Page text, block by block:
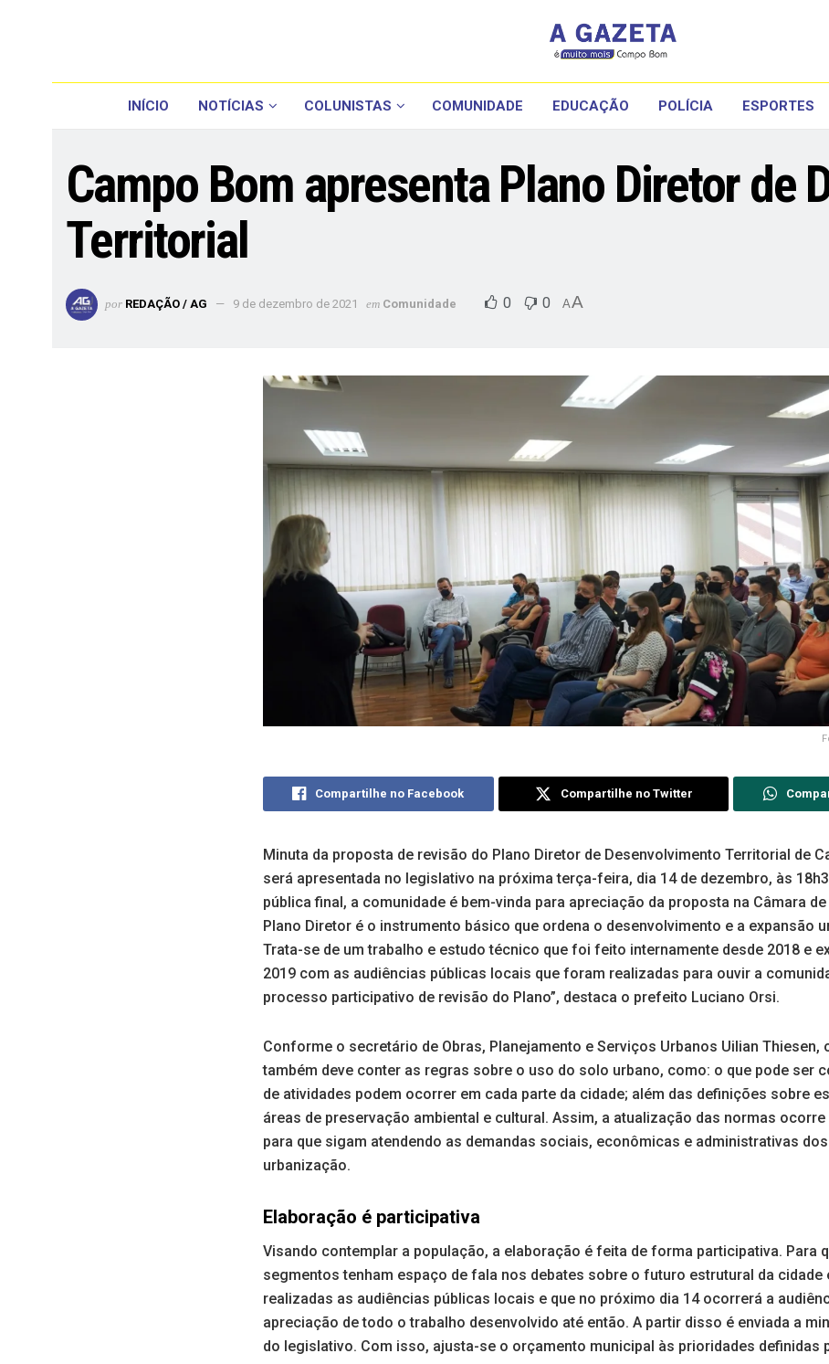
INÍCIO NOTÍCIAS COLUNISTAS COMUNIDADE EDUCAÇÃO POLÍCIA ESPORTES
Campo Bom apresenta Plano Diretor de
Territorial
por REDAÇÃO / AG 9 de dezembro de 2021 em Comunidade 0 0 AA
Compartilhe no Facebook Compartilhe no Twitter
Minuta da proposta de revisão do Plano Diretor de Desenvolvimento Territorial de
será apresentada no legislativo na próxima terça-feira, dia 14 de dezembro, às
pública final, a comunidade é bem-vinda para apreciação da proposta na Câmara de
Plano Diretor é o instrumento básico que ordena o desenvolvimento e a expansão
Trata-se de um trabalho e estudo técnico que foi feito internamente desde 2018 e
2019 com as audiências públicas locais que foram realizadas para ouvir a
processo participativo de revisão do Plano”, destaca o prefeito Luciano Orsi.
Conforme o secretário de Obras, Planejamento e Serviços Urbanos Uilian Thiesen,
também deve conter as regras sobre o uso do solo urbano, como: o que pode ser
de atividades podem ocorrer em cada parte da cidade; além das definições sobre
áreas de preservação ambiental e cultural. Assim, a atualização das normas
para que sigam atendendo as demandas sociais, econômicas e administrativas
urbanização.
Elaboração é participativa
Visando contemplar a população, a elaboração é feita de forma participativa. Para
segmentos tenham espaço de fala nos debates sobre o futuro estrutural da cidade
realizadas as audiências públicas locais e que no próximo dia 14 ocorrerá a
apreciação de todo o trabalho desenvolvido até então. A partir disso é enviada a
do legislativo. Com isso, ajusta-se o orçamento municipal às prioridades definidas